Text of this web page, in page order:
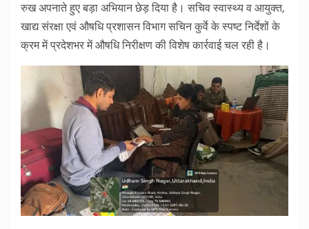
रुख अपनाते हुए बड़ा अभियान छेड़ दिया है। सचिव स्वास्थ्य व आयुक्त,
खाद्य संरक्षा एवं औषधि प्रशासन विभाग सचिन कुर्वे के स्पष्ट निर्देशों के
क्रम में प्रदेशभर में औषधि निरीक्षण की विशेष कार्रवाई चल रही है।